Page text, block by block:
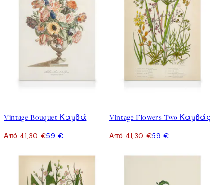
Vintage Bouquet Καμβά
Από 41,30 €59 €
Vintage Flowers Two Καμβάς
Από 41,30 €59 €